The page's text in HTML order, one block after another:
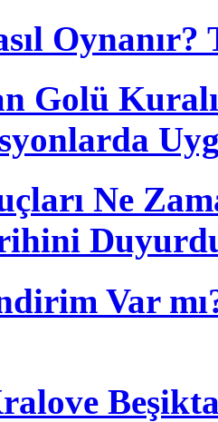
Golü
Ne
Var